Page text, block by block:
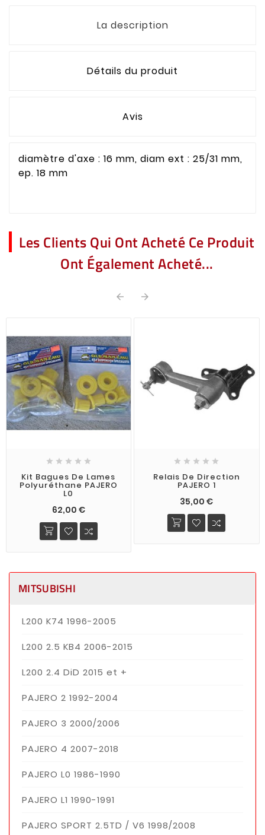
La description
Détails du produit
Avis
diamètre d'axe : 16 mm, diam ext : 25/31 mm,
ep. 18 mm
Les Clients Qui Ont Acheté Ce Produit
Ont Également Acheté...
 
    
Kit Bagues De Lames
Polyuréthane PAJERO
L0
62,00 €
    
Relais De Direction
PAJERO 1
35,00 €
MITSUBISHI
L200 K74 1996-2005
L200 2.5 KB4 2006-2015
L200 2.4 DiD 2015 et +
PAJERO 2 1992-2004
PAJERO 3 2000/2006
PAJERO 4 2007-2018
PAJERO L0 1986-1990
PAJERO L1 1990-1991
PAJERO SPORT 2.5TD / V6 1998/2008